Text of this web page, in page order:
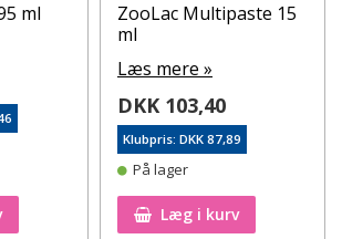
ml
ZooLac Multipaste 15
ml
Læs mere »
DKK 103,40
Klubpris: DKK 87,89
På lager
Læg i kurv